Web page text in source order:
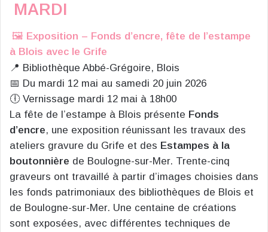
MARDI
🖼️ Exposition – Fonds d’encre, fête de l’estampe
à Blois avec le Grife
📍 Bibliothèque Abbé-Grégoire, Blois
📅 Du mardi 12 mai au samedi 20 juin 2026
🕕 Vernissage mardi 12 mai à 18h00
La fête de l’estampe à Blois présente Fonds
d’encre, une exposition réunissant les travaux des
ateliers gravure du Grife et des Estampes à la
boutonnière de Boulogne-sur-Mer. Trente-cinq
graveurs ont travaillé à partir d’images choisies dans
les fonds patrimoniaux des bibliothèques de Blois et
de Boulogne-sur-Mer. Une centaine de créations
sont exposées, avec différentes techniques de